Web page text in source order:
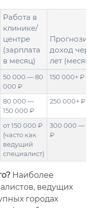
Работа в
клинике/
центре
(зарплата
в месяц)
доход
лет (месяц)
50 000 — 80
000 ₽
150 000+ ₽
80 000 —
150 000 ₽
250 000+ ₽
от 150 000 ₽
(часто как
ведущий
специалист)
300 000 —
₽
Наиболее
ведущих
городах